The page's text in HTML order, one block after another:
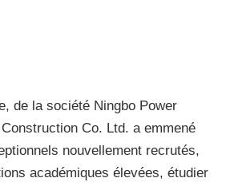
de la société Ningbo Power
Co. Ltd. a emmené
nouvellement recrutés,
académiques élevées, étudier